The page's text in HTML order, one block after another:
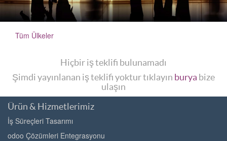
Tüm Ülkeler
Hiçbir iş teklifi bulunamadı
Şimdi yayınlanan iş teklifi yoktur tıklayın burya bize
ulaşın
Ürün & Hizmetlerimiz
İş Süreçleri Tasarımı
odoo Çözümleri Entegrasyonu